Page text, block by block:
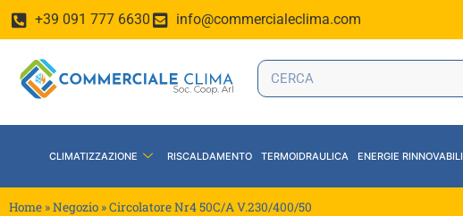
+39 091 777 6630 info@commercialeclima.com
CLIMATIZZAZIONE RISCALDAMENTO TERMOIDRAULICA ENERGIE RINNOVABILI
Home »Negozio »Circolatore Nr4 50C/A V.230/400/50